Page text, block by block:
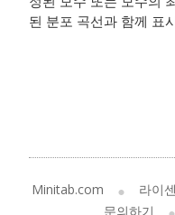
된 분포 곡선과 함께 표
Minitab.com 라이
문의하기